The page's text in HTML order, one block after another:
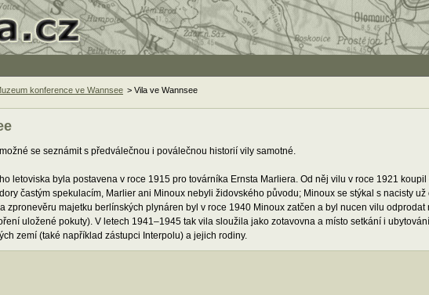
se seznámit s předválečnou i poválečnou historií vily samotné.
letoviska byla postavena v roce 1915 pro továrníka Ernsta Marliera. Od něj vilu v roce 1921
častým spekulacím, Marlier ani Minoux nebyli židovského původu; Minoux se stýkal s nacisty
zpronevěru majetku berlínských plynáren byl v roce 1940 Minoux zatčen a byl nucen vilu
uložené pokuty). V letech 1941–1945 tak vila sloužila jako zotavovna a místo setkání i
zemí (také například zástupci Interpolu) a jejich rodiny.
konference ve Wannsee > Vila ve Wannsee